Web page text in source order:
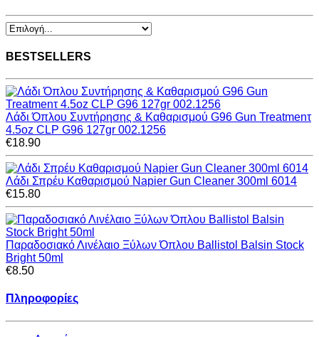
BESTSELLERS
Λάδι Όπλου Συντήρησης & Καθαρισμού G96 Gun Treatmenτ
4.5oz CLP G96 127gr 002.1256
€18.90
Λάδι Σπρέυ Καθαρισμού Napier Gun Cleaner 300ml 6014
€15.80
Παραδοσιακό Λινέλαιο Ξύλων Όπλου Ballistol Balsin Stock
Bright 50ml
€8.50
Πληροφορίες